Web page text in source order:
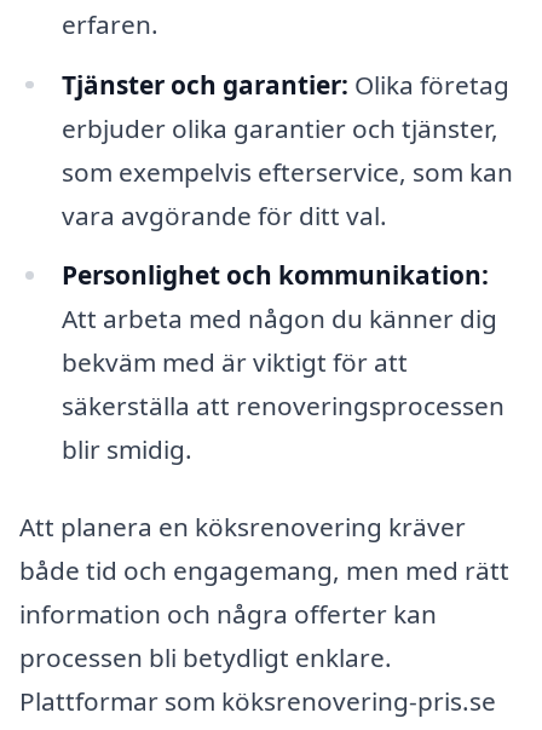
erfaren.
Tjänster och garantier: Olika företag
erbjuder olika garantier och tjänster,
som exempelvis efterservice, som kan
vara avgörande för ditt val.
Personlighet och kommunikation:
Att arbeta med någon du känner dig
bekväm med är viktigt för att
säkerställa att renoveringsprocessen
blir smidig.
Att planera en köksrenovering kräver
både tid och engagemang, men med rätt
information och några offerter kan
processen bli betydligt enklare.
Plattformar som köksrenovering-pris.se